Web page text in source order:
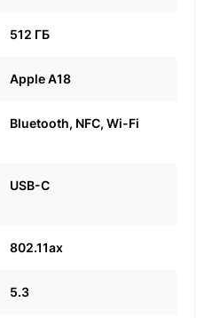
512 ГБ
Apple A18
Bluetooth, NFC, Wi-Fi
USB-C
802.11ax
5.3